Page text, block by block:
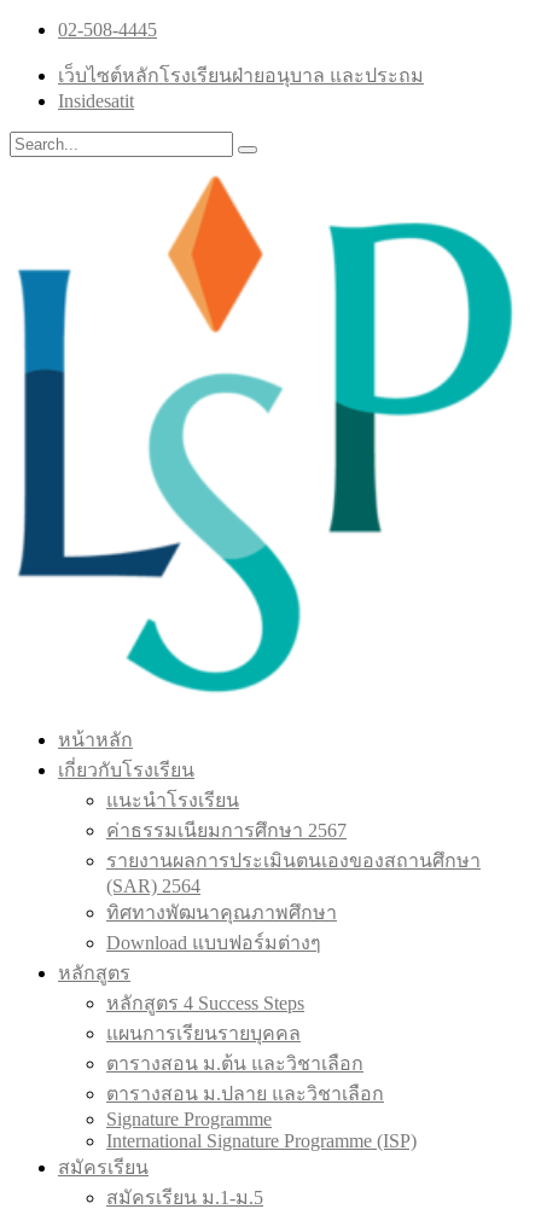
02-508-4445
เว็บไซต์หลักโรงเรียนฝ่ายอนุบาล และประถม
Insidesatit
หน้าหลัก
เกี่ยวกับโรงเรียน
แนะนำโรงเรียน
ค่าธรรมเนียมการศึกษา 2567
รายงานผลการประเมินตนเองของสถานศึกษา
(SAR) 2564
ทิศทางพัฒนาคุณภาพศึกษา
Download แบบฟอร์มต่างๆ
หลักสูตร
หลักสูตร 4 Success Steps
แผนการเรียนรายบุคคล
ตารางสอน ม.ต้น และวิชาเลือก
ตารางสอน ม.ปลาย และวิชาเลือก
Signature Programme
International Signature Programme (ISP)
สมัครเรียน
สมัครเรียน ม.1-ม.5